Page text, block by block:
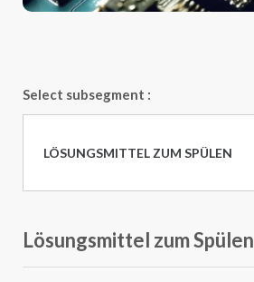
Select subsegment :
LÖSUNGSMITTEL ZUM SPÜLEN
Lösungsmittel zum Spülen